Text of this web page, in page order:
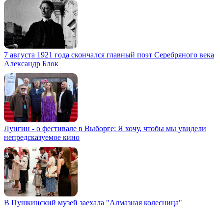
7 августа 1921 года скончался главный поэт Серебряного века
Александр Блок
Лунгин - о фестивале в Выборге: Я хочу, чтобы мы увидели
непредсказуемое кино
В Пушкинский музей заехала "Алмазная колесница"